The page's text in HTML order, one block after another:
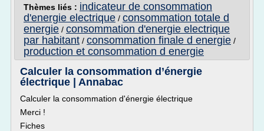
Thèmes liés : indicateur de consommation
d'energie electrique / consommation totale d
energie / consommation d'energie electrique
par habitant / consommation finale d energie /
production et consommation d energie
Calculer la consommation d’énergie
électrique | Annabac
Calculer la consommation d'énergie électrique
Merci !
Fiches